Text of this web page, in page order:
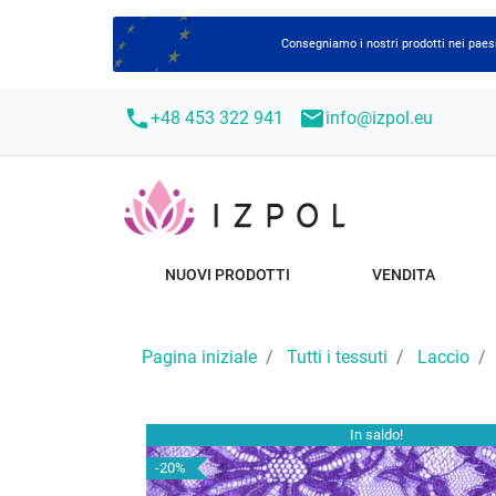
Consegniamo i nostri prodotti nei
call+48 453 322 941 mailinfo@izpol.eu
NUOVI PRODOTTI VENDITA
Pagina iniziale Tutti i tessuti Laccio
In saldo!
-20%